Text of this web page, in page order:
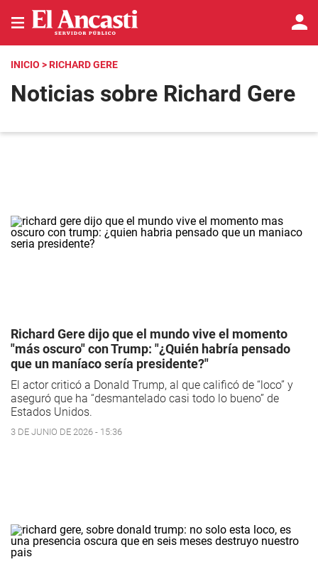
INICIO > RICHARD GERE
Noticias sobre Richard Gere
Richard Gere dijo que el mundo vive el momento
"más oscuro" con Trump: "¿Quién habría pensado
que un maníaco sería presidente?"
El actor criticó a Donald Trump, al que calificó de “loco” y
aseguró que ha “desmantelado casi todo lo bueno” de
Estados Unidos.
3 DE JUNIO DE 2026 - 15:36